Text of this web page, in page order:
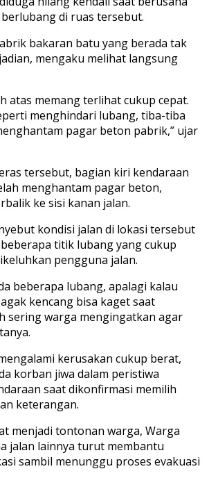
di ruas tersebut.
bakaran batu yang berada tak
mengaku melihat langsung
atas memang terlihat cukup cepat.
menghindari lubang, tiba-tiba
pagar beton pabrik,” ujar
tersebut, bagian kiri kendaraan
menghantam pagar beton,
ke sisi kanan jalan.
kondisi jalan di lokasi tersebut
titik lubang yang cukup
pengguna jalan.
beberapa lubang, apalagi kalau
kencang bisa kaget saat
sering warga mengingatkan agar
kerusakan cukup berat,
korban jiwa dalam peristiwa
saat dikonfirmasi memilih
keterangan.
menjadi tontonan warga, Warga
jalan lainnya turut membantu
sambil menunggu proses evakuasi